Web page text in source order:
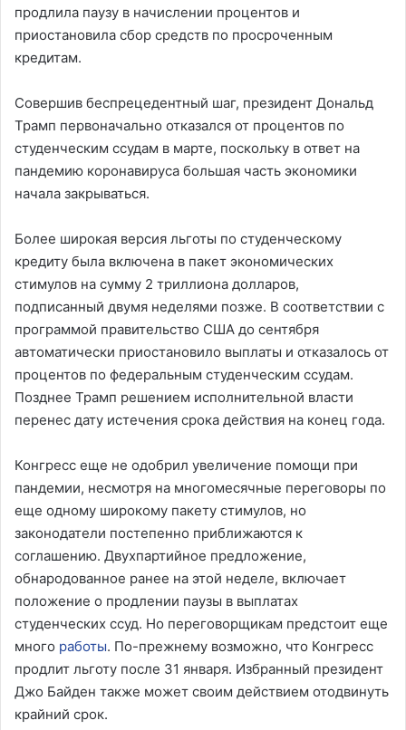
продлила паузу в начислении процентов и
приостановила сбор средств по просроченным
кредитам.
Совершив беспрецедентный шаг, президент Дональд
Трамп первоначально отказался от процентов по
студенческим ссудам в марте, поскольку в ответ на
пандемию коронавируса большая часть экономики
начала закрываться.
Более широкая версия льготы по студенческому
кредиту была включена в пакет экономических
стимулов на сумму 2 триллиона долларов,
подписанный двумя неделями позже. В соответствии с
программой правительство США до сентября
автоматически приостановило выплаты и отказалось от
процентов по федеральным студенческим ссудам.
Позднее Трамп решением исполнительной власти
перенес дату истечения срока действия на конец года.
Конгресс еще не одобрил увеличение помощи при
пандемии, несмотря на многомесячные переговоры по
еще одному широкому пакету стимулов, но
законодатели постепенно приближаются к
соглашению. Двухпартийное предложение,
обнародованное ранее на этой неделе, включает
положение о продлении паузы в выплатах
студенческих ссуд. Но переговорщикам предстоит еще
много работы. По-прежнему возможно, что Конгресс
продлит льготу после 31 января. Избранный президент
Джо Байден также может своим действием отодвинуть
крайний срок.